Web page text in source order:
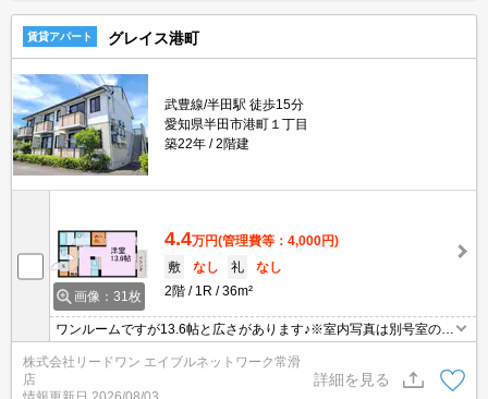
賃貸アパート グレイス港町
武豊線/半田駅 徒歩15分
愛知県半田市港町１丁目
築22年
2階建
画像：31枚
4.4万円(管理費等：4,000円)
敷
なし 礼
なし
2階
1R 36m²
ワンルームですが13.6帖と広さがあります♪※室内写真は別号室の参
考写真です。
株式会社リードワン エイブルネットワーク常滑
店
詳細を見る